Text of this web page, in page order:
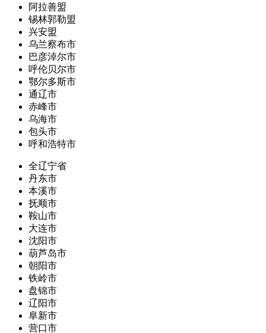
阿拉善盟
锡林郭勒盟
兴安盟
乌兰察布市
巴彦淖尔市
呼伦贝尔市
鄂尔多斯市
通辽市
赤峰市
乌海市
包头市
呼和浩特市
全辽宁省
丹东市
本溪市
抚顺市
鞍山市
大连市
沈阳市
葫芦岛市
朝阳市
铁岭市
盘锦市
辽阳市
阜新市
营口市